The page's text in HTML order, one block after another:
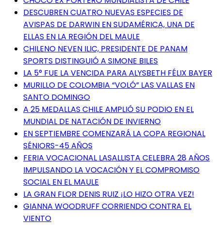
DESCUBREN CUATRO NUEVAS ESPECIES DE
AVISPAS DE DARWIN EN SUDAMÉRICA, UNA DE
ELLAS EN LA REGIÓN DEL MAULE
CHILENO NEVEN ILIC, PRESIDENTE DE PANAM
SPORTS DISTINGUIÓ A SIMONE BILES
LA 5° FUE LA VENCIDA PARA ALYSBETH FÉLIX BAYER
MURILLO DE COLOMBIA “VOLÓ” LAS VALLAS EN
SANTO DOMINGO
A 25 MEDALLAS CHILE AMPLIÓ SU PODIO EN EL
MUNDIAL DE NATACIÓN DE INVIERNO
EN SEPTIEMBRE COMENZARÁ LA COPA REGIONAL
SÉNIORS-45 AÑOS
FERIA VOCACIONAL LASALLISTA CELEBRA 28 AÑOS
IMPULSANDO LA VOCACIÓN Y EL COMPROMISO
SOCIAL EN EL MAULE
LA GRAN FLOR DENIS RUIZ ¡LO HIZO OTRA VEZ!
GIANNA WOODRUFF CORRIENDO CONTRA EL
VIENTO